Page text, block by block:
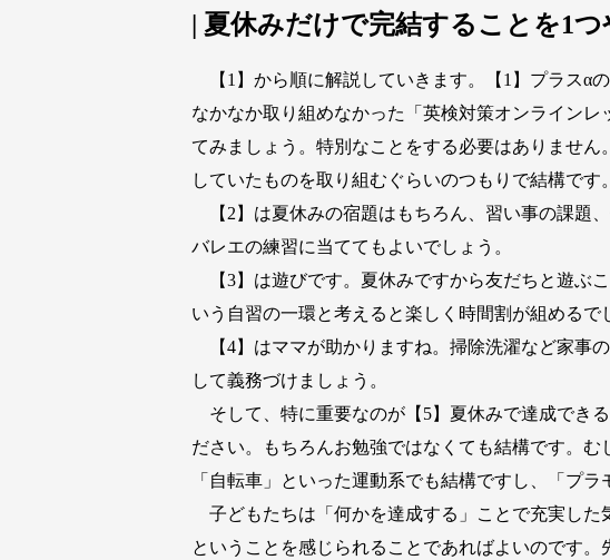
| 夏休みだけで完結することを1つ
【1】から順に解説していきます。【1】プラスα
なかなか取り組めなかった「英検対策オンラインレ
てみましょう。特別なことをする必要はありません
していたものを取り組むぐらいのつもりで結構です。
【2】は夏休みの宿題はもちろん、習い事の課題
バレエの練習に当ててもよいでしょう。
【3】は遊びです。夏休みですから友だちと遊ぶ
いう自習の一環と考えると楽しく時間割が組めるで
【4】はママが助かりますね。掃除洗濯など家事
して義務づけましょう。
そして、特に重要なのが【5】夏休みで達成でき
ださい。もちろんお勉強ではなくても結構です。
「自転車」といった運動系でも結構ですし、「プ
子どもたちは「何かを達成する」ことで充実した
ということを感じられることであればよいのです